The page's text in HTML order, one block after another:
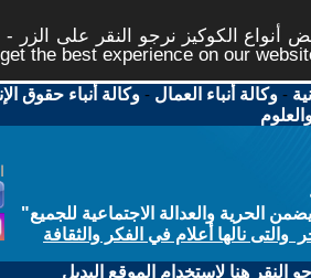
الكوكيز نرجو النقر على الزر
the best experience on our
-وكالة أنباء العمال -وكالة أنباء حقوق
والعدالة الاجتماعية للجميع"
نالها أعلام في الفكر والثقافة
النقر هنا لاستخدام الموقع البديل